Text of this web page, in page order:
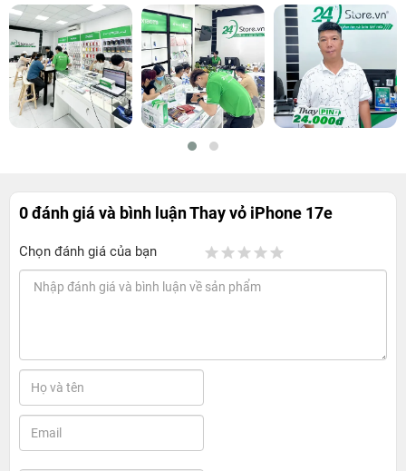
0 đánh giá và bình luậnThay vỏ iPhone 17e
Chọn đánh giá của bạn